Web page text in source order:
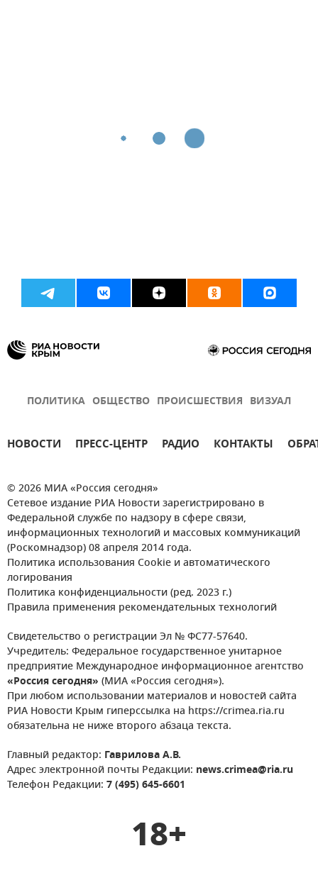
ПОЛИТИКА ОБЩЕСТВО ПРОИСШЕСТВИЯ ВИЗУАЛ
НОВОСТИ ПРЕСС-ЦЕНТР РАДИО КОНТАКТЫ
© 2026 МИА «Россия сегодня»
Сетевое издание РИА Новости зарегистрировано в
Федеральной службе по надзору в сфере связи,
информационных технологий и массовых коммуникаций
(Роскомнадзор) 08 апреля 2014 года.
Политика использования Cookie и автоматического
логирования
Политика конфиденциальности (ред. 2023 г.)
Правила применения рекомендательных технологий
Свидетельство о регистрации Эл № ФС77-57640.
Учредитель: Федеральное государственное унитарное
предприятие Международное информационное агентство
«Россия сегодня» (МИА «Россия сегодня»).
При любом использовании материалов и новостей сайта
РИА Новости Крым гиперссылка на https://crimea.ria.ru
обязательна не ниже второго абзаца текста.
Главный редактор: Гаврилова А.В.
Адрес электронной почты Редакции: news.crimea@ria.ru
Телефон Редакции: 7 (495) 645-6601
18+